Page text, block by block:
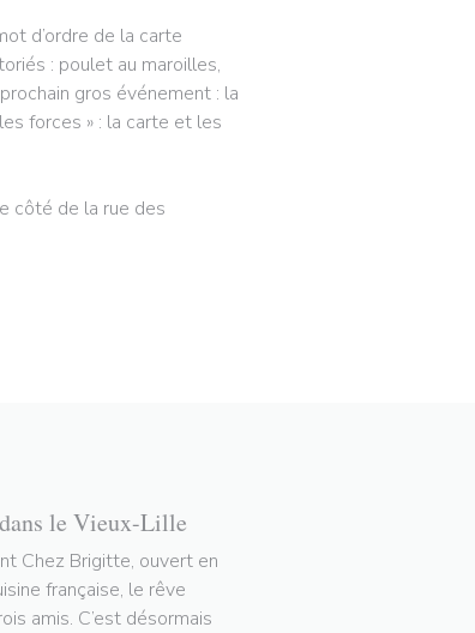
d’ordre de la carte
: poulet au maroilles,
gros événement : la
forces » : la carte et les
côté de la rue des
le Vieux-Lille
Chez Brigitte, ouvert en
française, le rêve
amis. C’est désormais